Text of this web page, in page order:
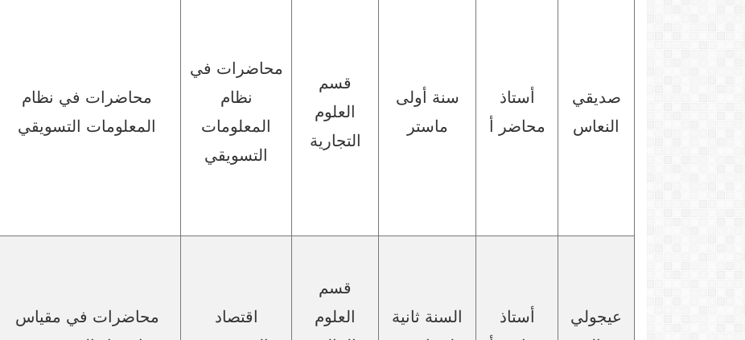
صديقي
النعاس
أستاذ
محاضر أ
سنة أولى
ماستر
قسم
العلوم
التجارية
محاضرات في
نظام
المعلومات
التسويقي
محاضرات في نظام
المعلومات التسويقي
عيجولي
أستاذ
السنة ثانية
قسم
العلوم
اقتصاد
محاضرات في مقياس